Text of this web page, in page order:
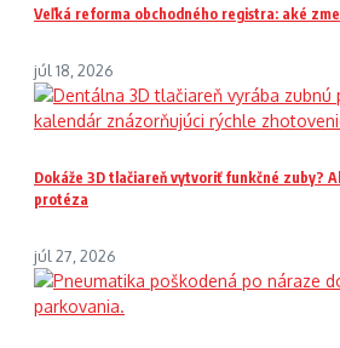
Veľká reforma obchodného registra: aké
júl 18, 2026
Dokáže 3D tlačiareň vytvoriť funkčné zuby?
protéza
júl 27, 2026